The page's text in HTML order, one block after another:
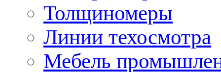
Толщиномеры
Линии техосмотра
Мебель